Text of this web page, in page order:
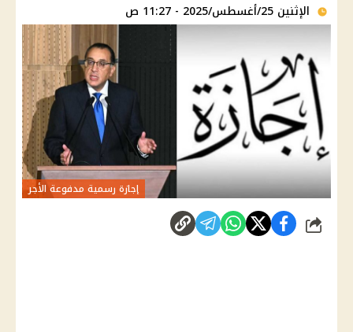
الإثنين 25/أغسطس/2025 - 11:27 ص
إجازة رسمية مدفوعة الأجر
شارك